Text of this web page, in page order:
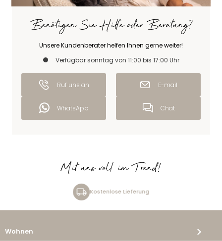
Benötigen Sie Hilfe oder Beratung?
Unsere Kundenberater helfen Ihnen gerne weiter!
Verfügbar sonntag von 11:00 bis 17:00 Uhr
Ruf uns an E-mail
WhatsApp Chat
Mit uns voll im Trend!
Kostenlose Lieferung
Wohnen